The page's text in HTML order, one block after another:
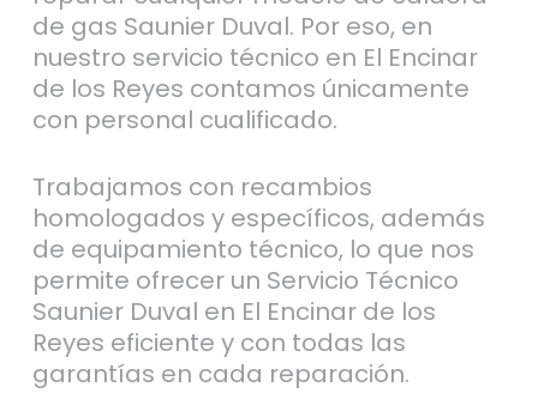
de gas Saunier Duval. Por eso, en
nuestro servicio técnico en El Encinar
de los Reyes contamos únicamente
con personal cualificado.
Trabajamos con recambios
homologados y específicos, además
de equipamiento técnico, lo que nos
permite ofrecer un Servicio Técnico
Saunier Duval en El Encinar de los
Reyes eficiente y con todas las
garantías en cada reparación.